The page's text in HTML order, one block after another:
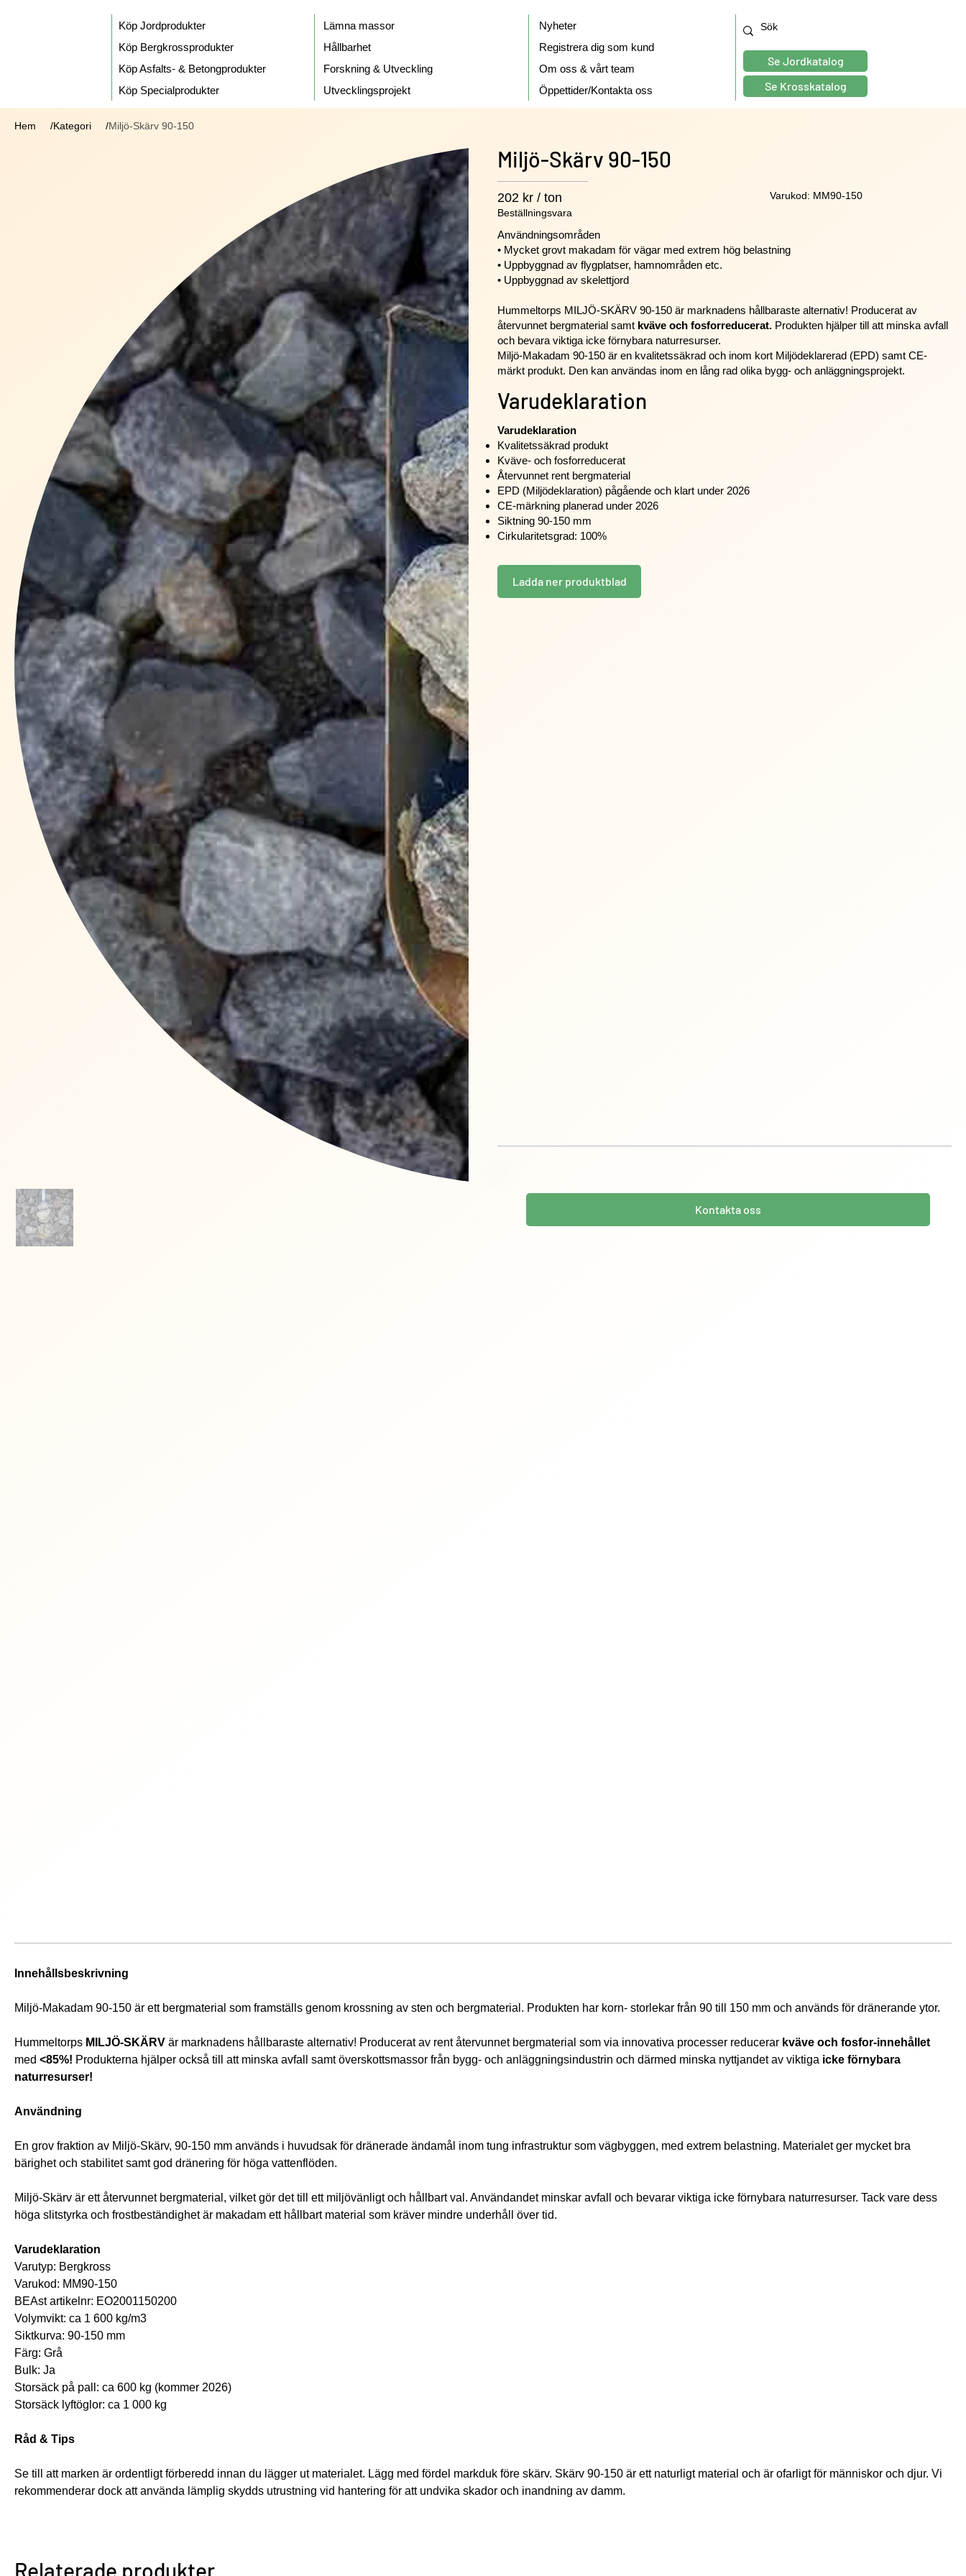
Lämna massor
Hållbarhet
Forskning & Utveckling
Utvecklingsprojekt
Köp Jordprodukter
Köp Bergkrossprodukter
Köp Asfalts- & Betongprodukter
Köp Specialprodukter
Nyheter
Registrera dig som kund
Om oss & vårt team
Öppettider/Kontakta oss
Se Jordkatalog
Se Krosskatalog
Miljö-Skärv 90-150
202 kr / ton
Beställningsvara
Varukod: MM90-150
Användningsområden
• Mycket grovt makadam för vägar med extrem hög belastning
• Uppbyggnad av flygplatser, hamnområden etc.
• Uppbyggnad av skelettjord
Hummeltorps MILJÖ-SKÄRV 90-150 är marknadens hållbaraste alternativ! Producerat av
återvunnet bergmaterial samt kväve och fosforreducerat. Produkten hjälper till att minska avfall
och bevara viktiga icke förnybara naturresurser.
Miljö-Makadam 90-150 är en kvalitetssäkrad och inom kort Miljödeklarerad (EPD) samt CE-
märkt produkt. Den kan användas inom en lång rad olika bygg- och anläggningsprojekt.
Varudeklaration
Varudeklaration
Kvalitetssäkrad produkt
Kväve- och fosforreducerat
Återvunnet rent bergmaterial
EPD (Miljödeklaration) pågående och klart under 2026
CE-märkning planerad under 2026
Siktning 90-150 mm
Cirkularitetsgrad: 100%
Ladda ner produktblad
Kontakta oss
/
Hem /
Kategori Miljö-Skärv 90-150
Innehållsbeskrivning
Miljö-Makadam 90-150 är ett bergmaterial som framställs genom krossning av sten och bergmaterial. Produkten har korn- storlekar från 90 till 150 mm och används för dränerande ytor.
Hummeltorps MILJÖ-SKÄRV är marknadens hållbaraste alternativ! Producerat av rent återvunnet bergmaterial som via innovativa processer reducerar kväve och fosfor-innehållet
med <85%! Produkterna hjälper också till att minska avfall samt överskottsmassor från bygg- och anläggningsindustrin och därmed minska nyttjandet av viktiga icke förnybara
naturresurser!
Användning
En grov fraktion av Miljö-Skärv, 90-150 mm används i huvudsak för dränerade ändamål inom tung infrastruktur som vägbyggen, med extrem belastning. Materialet ger mycket bra
bärighet och stabilitet samt god dränering för höga vattenflöden.
Miljö-Skärv är ett återvunnet bergmaterial, vilket gör det till ett miljövänligt och hållbart val. Användandet minskar avfall och bevarar viktiga icke förnybara naturresurser. Tack vare dess
höga slitstyrka och frostbeständighet är makadam ett hållbart material som kräver mindre underhåll över tid.
Varudeklaration
Varutyp: Bergkross
Varukod: MM90-150
BEAst artikelnr: EO2001150200
Volymvikt: ca 1 600 kg/m3
Siktkurva: 90-150 mm
Färg: Grå
Bulk: Ja
Storsäck på pall: ca 600 kg (kommer 2026)
Storsäck lyftöglor: ca 1 000 kg
Råd & Tips
Se till att marken är ordentligt förberedd innan du lägger ut materialet. Lägg med fördel markduk före skärv. Skärv 90-150 är ett naturligt material och är ofarligt för människor och djur. Vi
rekommenderar dock att använda lämplig skydds utrustning vid hantering för att undvika skador och inandning av damm.
Relaterade produkter